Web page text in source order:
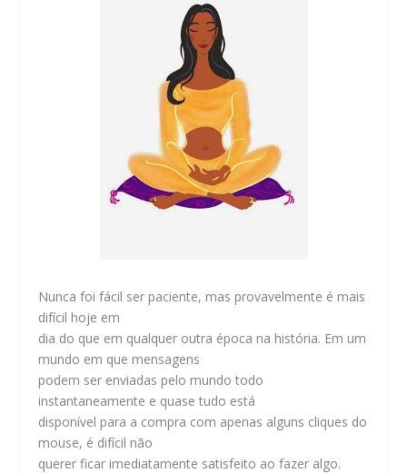
Nunca foi fácil ser paciente, mas provavelmente é mais
difícil hoje em
dia do que em qualquer outra época na história. Em um
mundo em que mensagens
podem ser enviadas pelo mundo todo
instantaneamente e quase tudo está
disponível para a compra com apenas alguns cliques do
mouse, é difícil não
querer ficar imediatamente satisfeito ao fazer algo.